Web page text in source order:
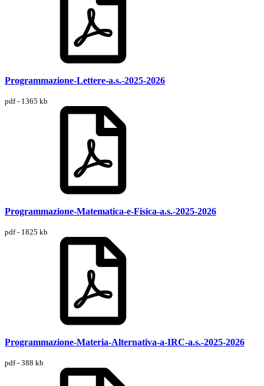
Programmazione-Lettere-a.s.-2025-2026
pdf - 1365 kb
Programmazione-Matematica-e-Fisica-a.s.-2025-2026
pdf - 1825 kb
Programmazione-Materia-Alternativa-a-IRC-a.s.-2025-2026
pdf - 388 kb